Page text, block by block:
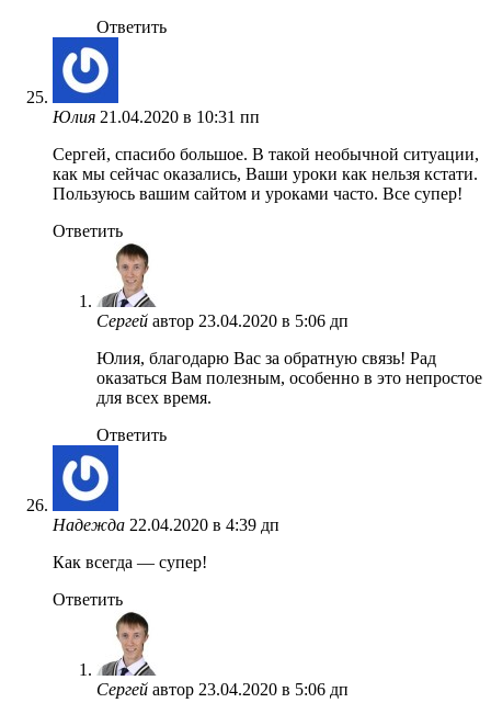
Ответить
Юлия 21.04.2020 в 10:31 пп
Сергей, спасибо большое. В такой необычной ситуации,
как мы сейчас оказались, Ваши уроки как нельзя кстати.
Пользуюсь вашим сайтом и уроками часто. Все супер!
Ответить
Сергей автор 23.04.2020 в 5:06 дп
Юлия, благодарю Вас за обратную связь! Рад
оказаться Вам полезным, особенно в это непростое
для всех время.
Ответить
Надежда 22.04.2020 в 4:39 дп
Как всегда — супер!
Ответить
Сергей автор 23.04.2020 в 5:06 дп